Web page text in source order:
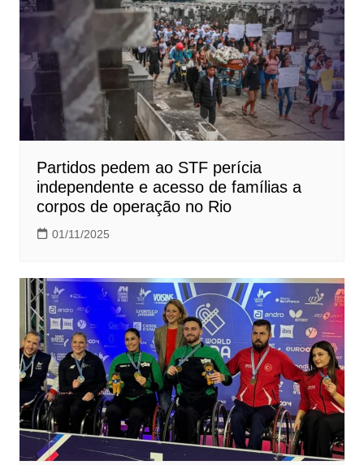
Partidos pedem ao STF perícia
independente e acesso de famílias a
corpos de operação no Rio
01/11/2025